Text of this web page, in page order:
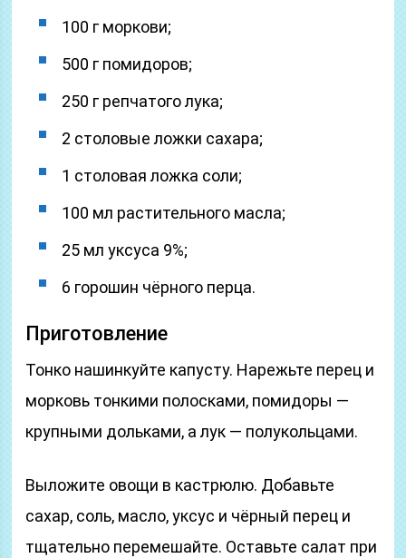
100 г моркови;
500 г помидоров;
250 г репчатого лука;
2 столовые ложки сахара;
1 столовая ложка соли;
100 мл растительного масла;
25 мл уксуса 9%;
6 горошин чёрного перца.
Приготовление
Тонко нашинкуйте капусту. Нарежьте перец и
морковь тонкими полосками, помидоры —
крупными дольками, а лук — полукольцами.
Выложите овощи в кастрюлю. Добавьте
сахар, соль, масло, уксус и чёрный перец и
тщательно перемешайте. Оставьте салат при